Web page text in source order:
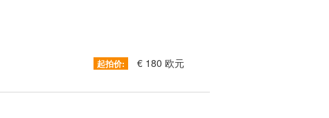
起拍价: € 180 欧元